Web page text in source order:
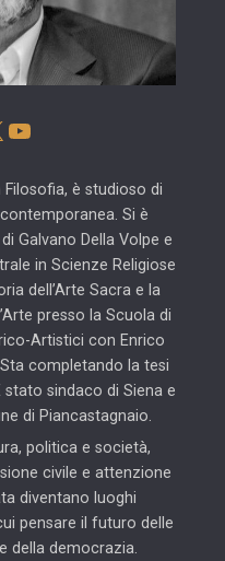
YouTube
Filosofia, è studioso di
Si è
Galvano Della Volpe e
in Scienze Religiose
dell’Arte Sacra e la
presso la Scuola di
Artistici con Enrico
completando la tesi
stato sindaco di Siena e
di Piancastagnaio.
politica e società,
civile e attenzione
diventano luoghi
pensare il futuro delle
della democrazia.